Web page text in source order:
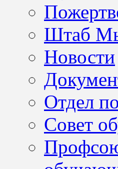
Штаб
Новости
Отдел
Совет